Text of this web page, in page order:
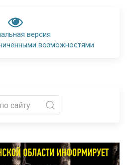
версия
возможностями